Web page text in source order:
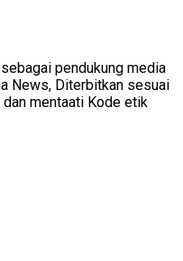
pendukung media
News, Diterbitkan sesuai
mentaati Kode etik